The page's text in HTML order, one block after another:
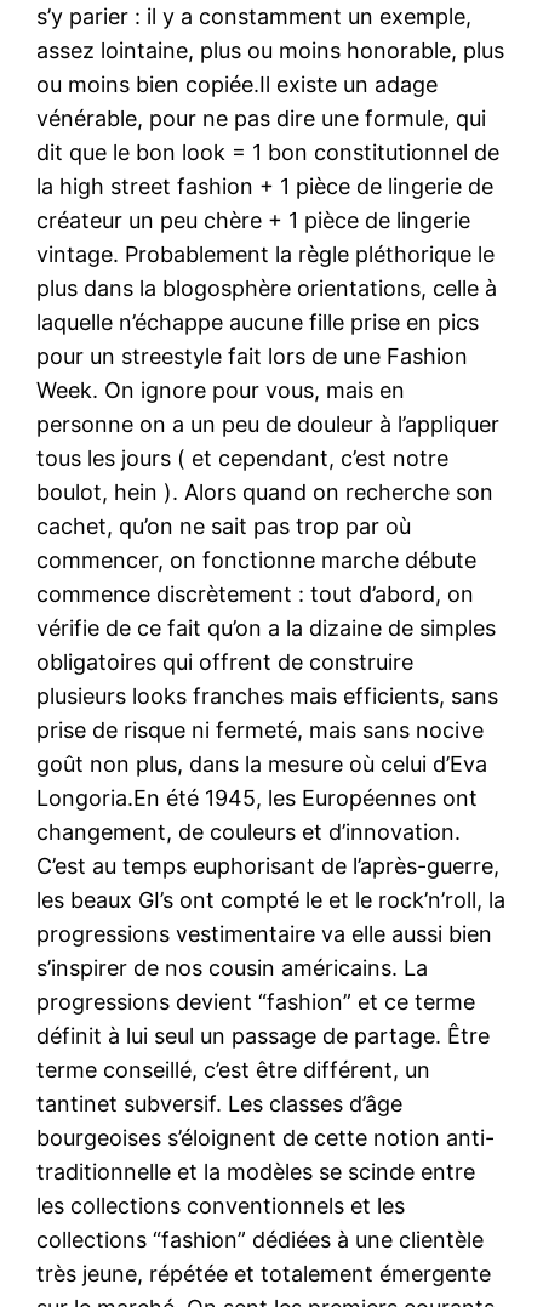
s’y parier : il y a constamment un exemple,
assez lointaine, plus ou moins honorable, plus
ou moins bien copiée.Il existe un adage
vénérable, pour ne pas dire une formule, qui
dit que le bon look = 1 bon constitutionnel de
la high street fashion + 1 pièce de lingerie de
créateur un peu chère + 1 pièce de lingerie
vintage. Probablement la règle pléthorique le
plus dans la blogosphère orientations, celle à
laquelle n’échappe aucune fille prise en pics
pour un streestyle fait lors de une Fashion
Week. On ignore pour vous, mais en
personne on a un peu de douleur à l’appliquer
tous les jours ( et cependant, c’est notre
boulot, hein ). Alors quand on recherche son
cachet, qu’on ne sait pas trop par où
commencer, on fonctionne marche débute
commence discrètement : tout d’abord, on
vérifie de ce fait qu’on a la dizaine de simples
obligatoires qui offrent de construire
plusieurs looks franches mais efficients, sans
prise de risque ni fermeté, mais sans nocive
goût non plus, dans la mesure où celui d’Eva
Longoria.En été 1945, les Européennes ont
changement, de couleurs et d’innovation.
C’est au temps euphorisant de l’après-guerre,
les beaux GI’s ont compté le et le rock’n’roll, la
progressions vestimentaire va elle aussi bien
s’inspirer de nos cousin américains. La
progressions devient “fashion” et ce terme
définit à lui seul un passage de partage. Être
terme conseillé, c’est être différent, un
tantinet subversif. Les classes d’âge
bourgeoises s’éloignent de cette notion anti-
traditionnelle et la modèles se scinde entre
les collections conventionnels et les
collections “fashion” dédiées à une clientèle
très jeune, répétée et totalement émergente